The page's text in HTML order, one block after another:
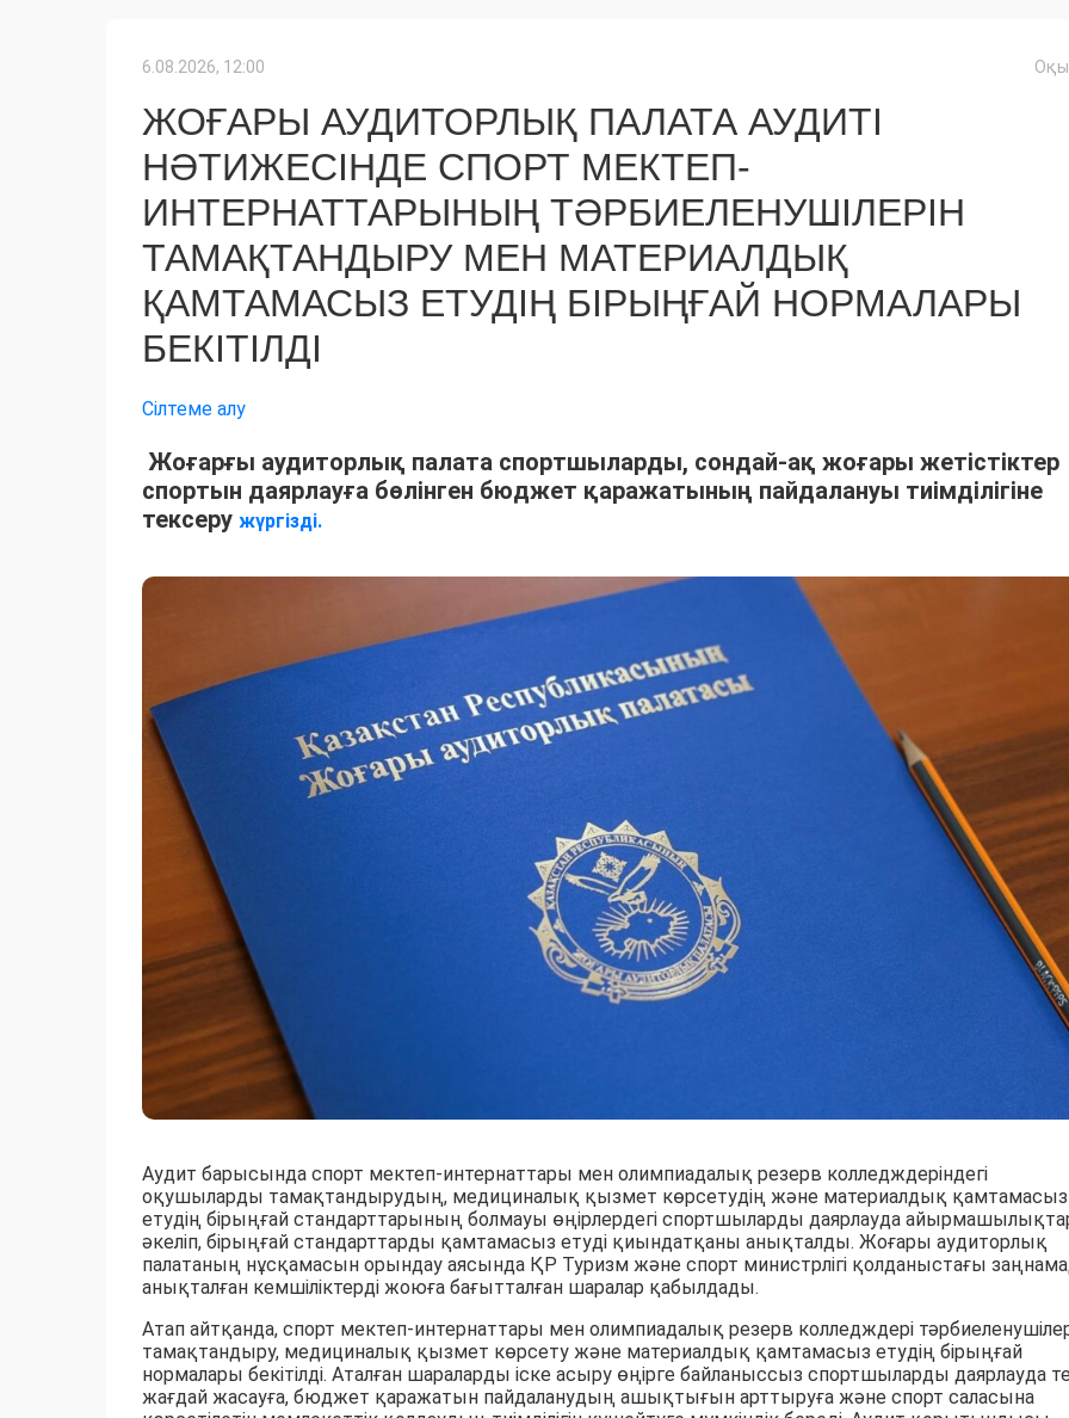
6.08.2026, 12:00
ЖОҒАРЫ АУДИТОРЛЫҚ ПАЛАТА АУДИТІ
НӘТИЖЕСІНДЕ СПОРТ МЕКТЕП-
ИНТЕРНАТТАРЫНЫҢ ТӘРБИЕЛЕНУШІЛЕРІН
ТАМАҚТАНДЫРУ МЕН МАТЕРИАЛДЫҚ
ҚАМТАМАСЫЗ ЕТУДІҢ БІРЫҢҒАЙ НОРМАЛАРЫ
БЕКІТІЛДІ
Сілтеме алу
Жоғарғы аудиторлық палата спортшыларды, сондай-ақ жоғары жетістіктер
спортын даярлауға бөлінген бюджет қаражатының пайдалануы тиімділігіне
тексеру жүргізді.
Аудит барысында спорт мектеп-интернаттары мен олимпиадалық резерв колледждеріндегі
оқушыларды тамақтандырудың, медициналық қызмет көрсетудің және материалдық қамтамасыз
етудің бірыңғай стандарттарының болмауы өңірлердегі спортшыларды даярлауда
әкеліп, бірыңғай стандарттарды қамтамасыз етуді қиындатқаны анықталды. Жоғары аудиторлық
палатаның нұсқамасын орындау аясында ҚР Туризм және спорт министрлігі қолданыстағы
анықталған кемшіліктерді жоюға бағытталған шаралар қабылдады.
Атап айтқанда, спорт мектеп-интернаттары мен олимпиадалық резерв колледждері
тамақтандыру, медициналық қызмет көрсету және материалдық қамтамасыз етудің бірыңғай
нормалары бекітілді. Аталған шараларды іске асыру өңірге байланыссыз спортшыларды даярлауда
жағдай жасауға, бюджет қаражатын пайдаланудың ашықтығын арттыруға және спорт саласына